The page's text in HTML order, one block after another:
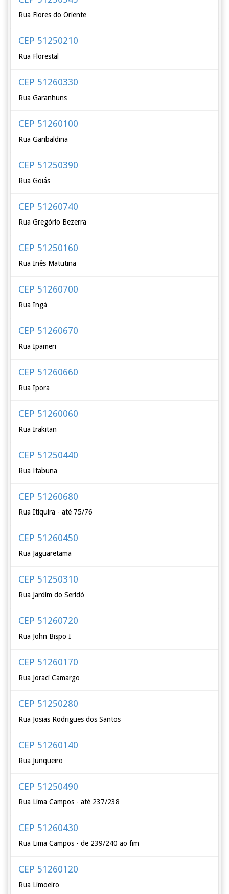
Rua Flores do Oriente
CEP 51250210
Rua Florestal
CEP 51260330
Rua Garanhuns
CEP 51260100
Rua Garibaldina
CEP 51250390
Rua Goiás
CEP 51260740
Rua Gregório Bezerra
CEP 51250160
Rua Inês Matutina
CEP 51260700
Rua Ingá
CEP 51260670
Rua Ipameri
CEP 51260660
Rua Ipora
CEP 51260060
Rua Irakitan
CEP 51250440
Rua Itabuna
CEP 51260680
Rua Itiquira - até 75/76
CEP 51260450
Rua Jaguaretama
CEP 51250310
Rua Jardim do Seridó
CEP 51260720
Rua John Bispo I
CEP 51260170
Rua Joraci Camargo
CEP 51250280
Rua Josias Rodrigues dos Santos
CEP 51260140
Rua Junqueiro
CEP 51250490
Rua Lima Campos - até 237/238
CEP 51260430
Rua Lima Campos - de 239/240 ao fim
CEP 51260120
Rua Limoeiro